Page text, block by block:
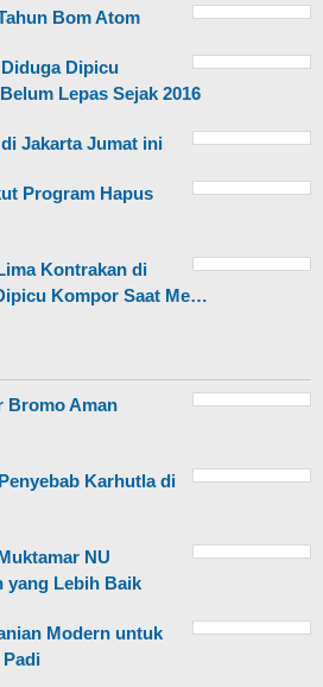
Bom Atom
Dipicu
Lepas Sejak 2016
Jakarta Jumat ini
Program Hapus
Kontrakan di
Kompor Saat Me…
Bromo Aman
Karhutla di
NU
yang Lebih Baik
Modern untuk